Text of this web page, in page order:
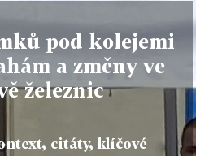
pod kolejemi
a změny ve
železnic
citáty, klíčové